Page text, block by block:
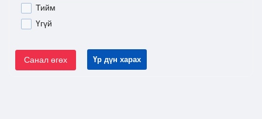
Тийм
Үгүй
Санал өгөх Үр дүн харах